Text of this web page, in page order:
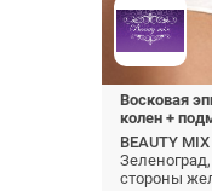
Восковая
колен +
BEAUTY MIX
стороны